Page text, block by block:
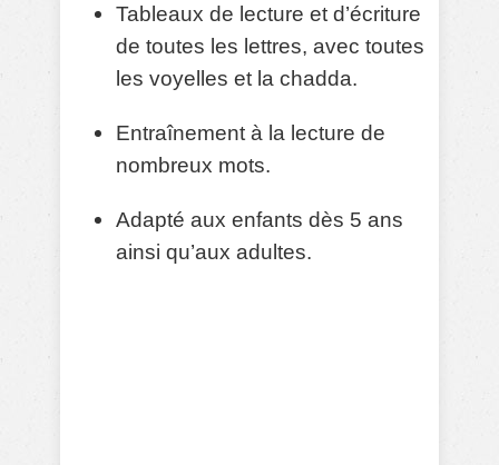
Tableaux de lecture et d’écriture
de toutes les lettres, avec toutes
les voyelles et la chadda.
Entraînement à la lecture de
nombreux mots.
Adapté aux enfants dès 5 ans
ainsi qu’aux adultes.